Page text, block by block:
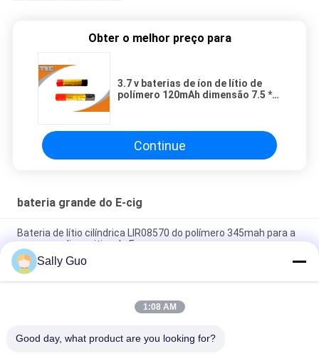
Obter o melhor preço para
3.7 v baterias de íon de lítio de
polímero 120mAh dimensão 7.5 *
Continue
bateria grande do E-cig
Bateria de lítio cilíndrica LIR08570 do polímero 345mah para a
pena ou o dispositivo de E
Bateria grande 900MAH 3.7V LIR13600 do E-cig colorido com
CE do GV
bateria grande para o cigarro eletrônico, bateria do E-cig
Sally Guo
1:08 AM
Good day, what product are you looking for?